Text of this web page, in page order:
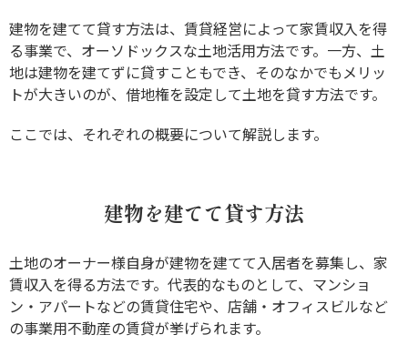
建物を建てて貸す方法は、賃貸経営によって家賃収入を得
る事業で、オーソドックスな土地活用方法です。一方、土
地は建物を建てずに貸すこともでき、そのなかでもメリッ
トが大きいのが、借地権を設定して土地を貸す方法です。
ここでは、それぞれの概要について解説します。
建物を建てて貸す方法
土地のオーナー様自身が建物を建てて入居者を募集し、家
賃収入を得る方法です。代表的なものとして、マンショ
ン・アパートなどの賃貸住宅や、店舗・オフィスビルなど
の事業用不動産の賃貸が挙げられます。